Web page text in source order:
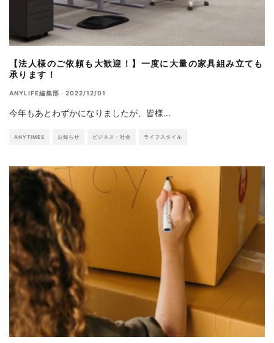
【法人様のご依頼も大歓迎！】一度に大量の家具組み立ても
承ります！
ANYLIFE編集部 · 2022/12/01
今年もあとわずかになりましたが、皆様...
ANYTIMES お知らせ ビジネス・社会 ライフスタイル